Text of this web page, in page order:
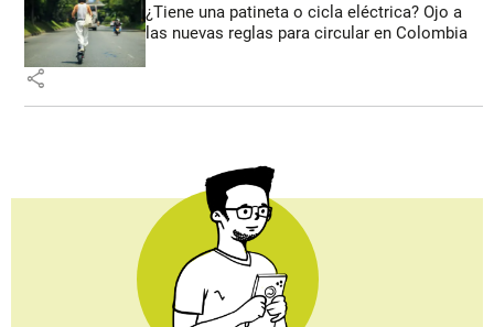
¿Tiene una patineta o cicla eléctrica? Ojo a
las nuevas reglas para circular en Colombia
share